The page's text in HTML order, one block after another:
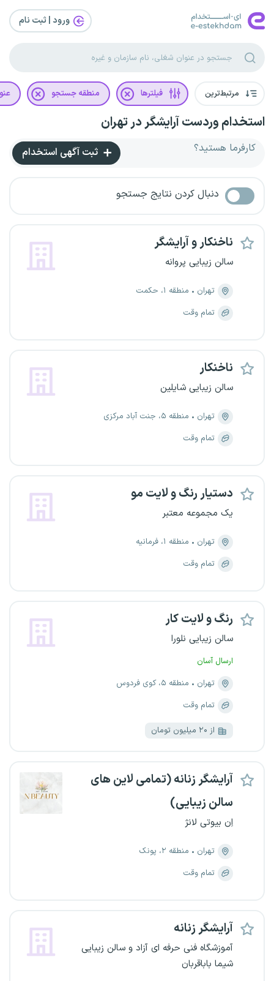
ورود | ثبت‌ نام
مرتبط‌ترین فیلترها منطقه جستجو
استخدام وردست آرایشگر در تهران
کارفرما هستید؟ ثبت آگهی استخدام
دنبال کردن نتایج جستجو
ناخنکار و آرایشگر
سالن زیبایی پروانه
تهران
منطقه ۱، حکمت
تمام وقت
ناخنکار
سالن زیبایی شایلین
تهران
منطقه ۵، جنت آباد مرکزی
تمام وقت
دستیار رنگ و لایت مو
یک مجموعه معتبر
تهران
منطقه ۱، فرمانیه
تمام وقت
رنگ و لایت کار
سالن زیبایی نلورا
ارسال آسان
تهران
منطقه ۵، کوی فردوس
تمام وقت
از ۲۰ میلیون تومان
آرایشگر زنانه (تمامی لاین های
سالن زیبایی)
اِن بیوتی لانژ
تهران
منطقه ۲، پونک
تمام وقت
آرایشگر زنانه
آموزشگاه فنی حرفه ای آزاد و سالن زیبایی
شیما باباقربان